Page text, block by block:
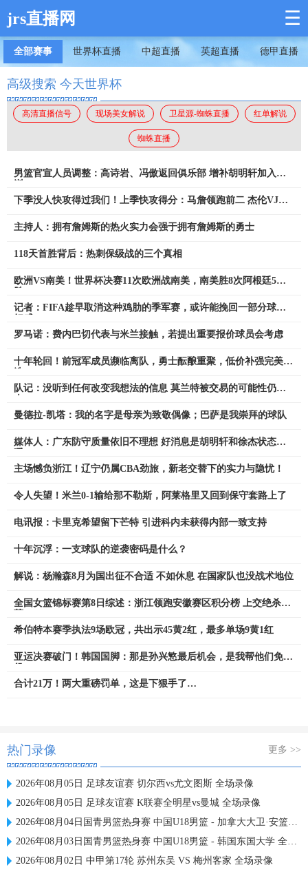
jrs直播网 ☰
全部赛事 世界杯直播 中超直播 英超直播 德甲直播
高级搜索 今天世界杯
高清直播信号 现场美女解说 卫星源-蜘蛛直播 红单解说
蜘蛛直播
男篮官宣人员调整：高诗岩、冯傲返回俱乐部 增补胡明轩加入集
下季没人快攻得过我们！上季快攻得分：马詹领跑前二 杰伦VJ前
主持人：拥有詹姆斯的热火实力会强于拥有詹姆斯的勇士
118天首胜背后：热刺保级战的三个真相
欧洲VS南美！世界杯决赛11次欧洲战南美，南美胜8次阿根廷5战3
记者：FIFA趁早取消这种鸡肋的季军赛，或许能挽回一部分球迷
罗马诺：费内巴切代表与米兰接触，若提出重要报价球员会考虑
十年轮回！前冠军成员濒临离队，勇士酝酿重聚，低价补强完美人
队记：没听到任何改变我想法的信息 莫兰特被交易的可能性仍很
曼德拉-凯塔：我的名字是母亲为致敬偶像；巴萨是我崇拜的球队
媒体人：广东防守质量依旧不理想 好消息是胡明轩和徐杰状态回
主场憾负浙江！辽宁仍属CBA劲旅，新老交替下的实力与隐忧！
令人失望！米兰0-1输给那不勒斯，阿莱格里又回到保守套路上了
电讯报：卡里克希望留下芒特 引进科内未获得内部一致支持
十年沉浮：一支球队的逆袭密码是什么？
解说：杨瀚森8月为国出征不合适 不如休息 在国家队也没战术地位
全国女篮锦标赛第8日综述：浙江领跑安徽赛区积分榜 上交绝杀东
希伯特本赛季执法9场欧冠，共出示45黄2红，最多单场9黄1红
亚运决赛破门！韩国国脚：那是孙兴慜最后机会，是我帮他们免兵
合计21万！两大重磅罚单，这是下狠手了…
热门录像 更多 >>
2026年08月05日 足球友谊赛 切尔西vs尤文图斯 全场录像
2026年08月05日 足球友谊赛 K联赛全明星vs曼城 全场录像
2026年08月04日国青男篮热身赛 中国U18男篮 - 加拿大大卫·安篮球学院 全场录像
2026年08月03日国青男篮热身赛 中国U18男篮 - 韩国东国大学 全场录像
2026年08月02日 中甲第17轮 苏州东吴 VS 梅州客家 全场录像